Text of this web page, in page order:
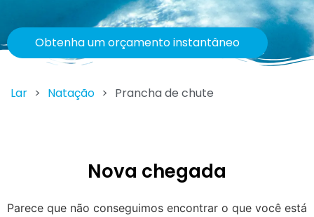
Obtenha um orçamento instantâneo
Lar > Natação > Prancha de chute
Nova chegada
Parece que não conseguimos encontrar o que você está